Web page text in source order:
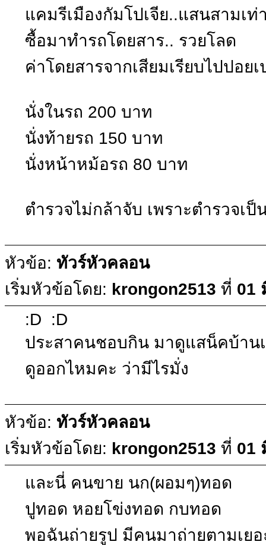
แคมรีเมืองกัมโปเจีย..แสนสามเท่
ซื้อมาทำรถโดยสาร.. รวยโลด
ค่าโดยสารจากเสียมเรียบไปปอย
นั่งในรถ 200 บาท
นั่งท้ายรถ 150 บาท
นั่งหน้าหม้อรถ 80 บาท
ตำรวจไม่กล้าจับ เพราะตำรวจเ
หัวข้อ: ทัวร์หัวคลอน
เริ่มหัวข้อโดย: krongon2513 ที่ 01
:D :D
ประสาคนชอบกิน มาดูแสน็คบ้าน
ดูออกไหมคะ ว่ามีไรมั่ง
หัวข้อ: ทัวร์หัวคลอน
เริ่มหัวข้อโดย: krongon2513 ที่ 01
และนี่ คนขาย นก(ผอมๆ)ทอด
ปูทอด หอยโข่งทอด กบทอด
พอฉันถ่ายรูป มีคนมาถ่ายตามเยอ